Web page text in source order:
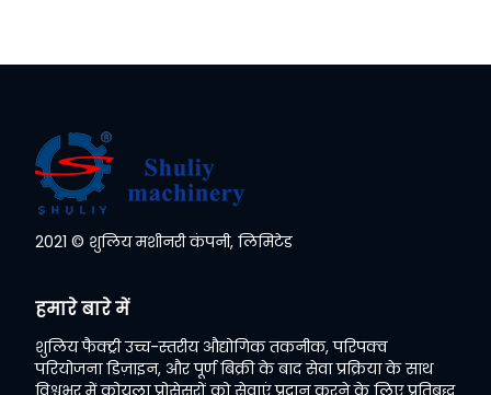
2021 © शुलिय मशीनरी कंपनी, लिमिटेड
हमारे बारे में
शुलिय फैक्ट्री उच्च-स्तरीय औद्योगिक तकनीक, परिपक्व
परियोजना डिज़ाइन, और पूर्ण बिक्री के बाद सेवा प्रक्रिया के साथ
विश्वभर में कोयला प्रोसेसरों को सेवाएं प्रदान करने के लिए प्रतिबद्ध
Wechat